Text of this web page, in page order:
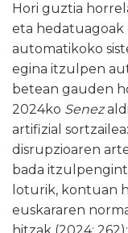
Hori guztia
eta
automatikoko
egina itzulpen
betean gauden
2024ko Senez
artifizial
disrupzioaren
bada
loturik, kontuan
euskararen